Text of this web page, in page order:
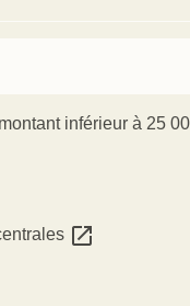
inférieur à 25
open_in_new